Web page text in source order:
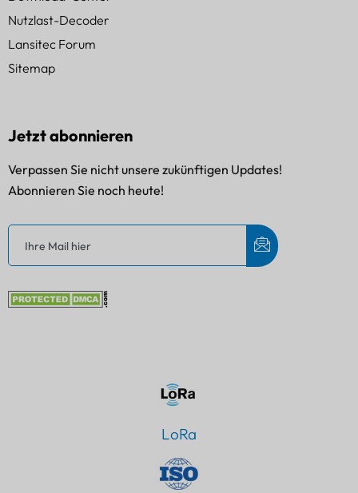
Nutzlast-Decoder
Lansitec Forum
Sitemap
Jetzt abonnieren
Verpassen Sie nicht unsere zukünftigen Updates!
Abonnieren Sie noch heute!
LoRa